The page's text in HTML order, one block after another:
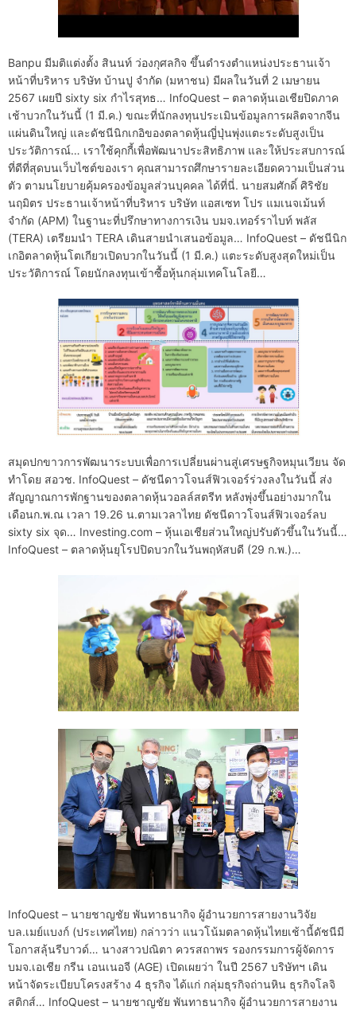
วิทยาศาสตร์
เทคโนโลยีและ
นวัตกรรมของประเทศ
Banpu มีมติแต่งตั้ง สินนท์ ว่องกุศลกิจ ขึ้นดำรงตำแหน่งประธานเจ้า
หน้าที่บริหาร บริษัท บ้านปู จำกัด (มหาชน) มีผลในวันที่ 2 เมษายน
2567 เผยปี sixty six กำไรสุทธ… InfoQuest – ตลาดหุ้นเอเชียปิดภาค
เช้าบวกในวันนี้ (1 มี.ค.) ขณะที่นักลงทุนประเมินข้อมูลการผลิตจากจีน
แผ่นดินใหญ่ และดัชนีนิกเกอิของตลาดหุ้นญี่ปุ่นพุ่งแตะระดับสูงเป็น
ประวัติการณ์… เราใช้คุกกี้เพื่อพัฒนาประสิทธิภาพ และให้ประสบการณ์
ที่ดีที่สุดบนเว็บไซต์ของเรา คุณสามารถศึกษารายละเอียดความเป็นส่วน
ตัว ตามนโยบายคุ้มครองข้อมูลส่วนบุคคล ได้ที่นี่. นายสมศักดิ์ ศิริชัย
นฤมิตร ประธานเจ้าหน้าที่บริหาร บริษัท แอสเซท โปร แมเนจเม้นท์
จำกัด (APM) ในฐานะที่ปรึกษาทางการเงิน บมจ.เทอร์ราไบท์ พลัส
(TERA) เตรียมนำ TERA เดินสายนำเสนอข้อมูล… InfoQuest – ดัชนีนิก
เกอิตลาดหุ้นโตเกียวเปิดบวกในวันนี้ (1 มี.ค.) แตะระดับสูงสุดใหม่เป็น
ประวัติการณ์ โดยนักลงทุนเข้าซื้อหุ้นกลุ่มเทคโนโลยี…
สมุดปกขาวการพัฒนาระบบเพื่อการเปลี่ยนผ่านสู่เศรษฐกิจหมุนเวียน จัด
ทำโดย สอวช. InfoQuest – ดัชนีดาวโจนส์ฟิวเจอร์ร่วงลงในวันนี้ ส่ง
สัญญาณการพักฐานของตลาดหุ้นวอลล์สตรีท หลังพุ่งขึ้นอย่างมากใน
เดือนก.พ.ณ เวลา 19.26 น.ตามเวลาไทย ดัชนีดาวโจนส์ฟิวเจอร์ลบ
sixty six จุด… Investing.com – หุ้นเอเชียส่วนใหญ่ปรับตัวขึ้นในวันนี้…
InfoQuest – ตลาดหุ้นยุโรปปิดบวกในวันพฤหัสบดี (29 ก.พ.)…
InfoQuest – นายชาญชัย พันทาธนากิจ ผู้อำนวยการสายงานวิจัย
บล.เมย์แบงก์ (ประเทศไทย) กล่าวว่า แนวโน้มตลาดหุ้นไทยเช้านี้ดัชนีมี
โอกาสลุ้นรีบาวด์… นางสาวปณิตา ควรสถาพร รองกรรมการผู้จัดการ
บมจ.เอเชีย กรีน เอนเนอจี (AGE) เปิดเผยว่า ในปี 2567 บริษัทฯ เดิน
หน้าจัดระเบียบโครงสร้าง 4 ธุรกิจ ได้แก่ กลุ่มธุรกิจถ่านหิน ธุรกิจโลจิ
สติกส์… InfoQuest – นายชาญชัย พันทาธนากิจ ผู้อำนวยการสายงาน